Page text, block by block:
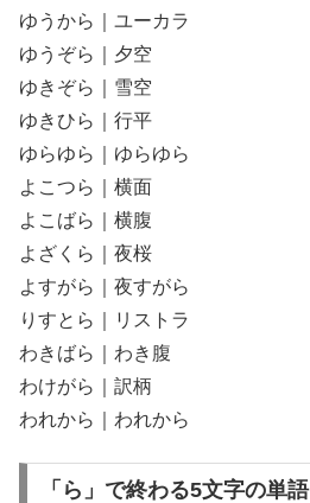
ゆうから｜ユーカラ
ゆうぞら｜夕空
ゆきぞら｜雪空
ゆきひら｜行平
ゆらゆら｜ゆらゆら
よこつら｜横面
よこばら｜横腹
よざくら｜夜桜
よすがら｜夜すがら
りすとら｜リストラ
わきばら｜わき腹
わけがら｜訳柄
われから｜われから
「ら」で終わる5文字の単語